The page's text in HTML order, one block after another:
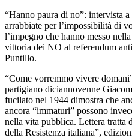
“Hanno paura di no”: intervista
arrabbiate per l’impossibilità di
l’impegno che hanno messo
vittoria dei NO al referendum
Puntillo.
“Come vorremmo vivere
partigiano diciannovenne
fucilato nel 1944 dimostra che
ancora “immaturi” possono
nella vita pubblica. Lettera tratta
della Resistenza italiana”,